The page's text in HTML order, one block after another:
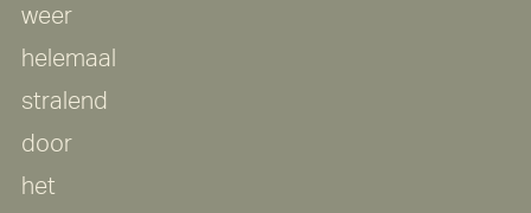
weer
helemaal
stralend
door
het